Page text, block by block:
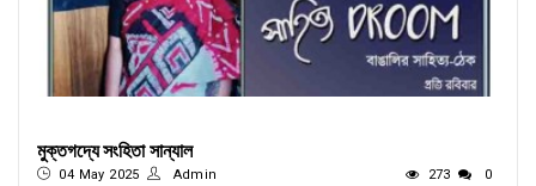
মুক্তগদ্যে সংহিতা সান্যাল
04 May 2025 Admin 273 0